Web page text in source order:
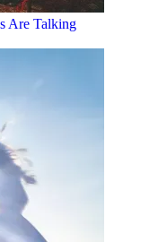
Are Talking